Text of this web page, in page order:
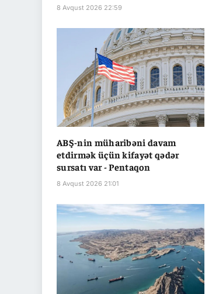
8 Avqust 2026 22:59
ABŞ-nin müharibəni davam
etdirmək üçün kifayət qədər
sursatı var - Pentaqon
8 Avqust 2026 21:01